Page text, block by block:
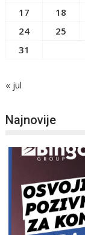
17
18
24
25
31
« jul
Najnovije